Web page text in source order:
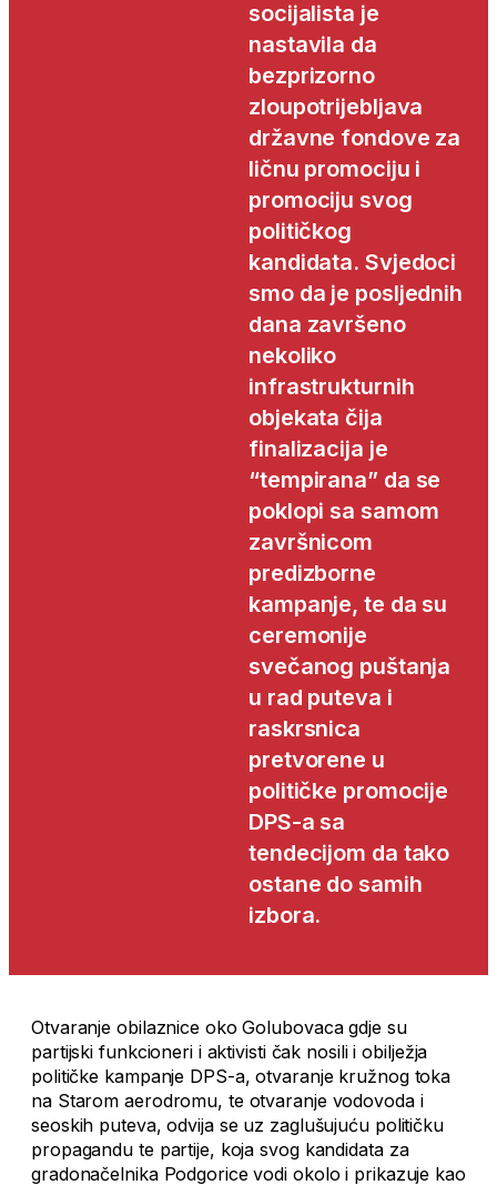
socijalista je
nastavila da
bezprizorno
zloupotrijebljava
državne fondove za
ličnu promociju i
promociju svog
političkog
kandidata. Svjedoci
smo da je posljednih
dana završeno
nekoliko
infrastrukturnih
objekata čija
finalizacija je
“tempirana” da se
poklopi sa samom
završnicom
predizborne
kampanje, te da su
ceremonije
svečanog puštanja
u rad puteva i
raskrsnica
pretvorene u
političke promocije
DPS-a sa
tendecijom da tako
ostane do samih
izbora.
Otvaranje obilaznice oko Golubovaca gdje su
partijski funkcioneri i aktivisti čak nosili i obilježja
političke kampanje DPS-a, otvaranje kružnog toka
na Starom aerodromu, te otvaranje vodovoda i
seoskih puteva, odvija se uz zaglušujuću političku
propagandu te partije, koja svog kandidata za
gradonačelnika Podgorice vodi okolo i prikazuje kao